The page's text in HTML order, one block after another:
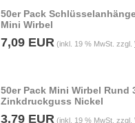
50er Pack
Mini Wirbel
7,09 EUR (inkl. 19 % MwSt. zzgl.
50er Pack Mini Wirbel Rund
Zinkdruckguss Nickel
3,79 EUR (inkl. 19 % MwSt. zzgl.